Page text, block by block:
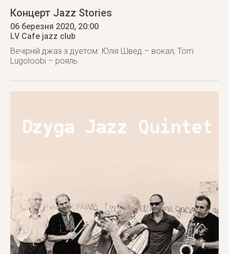
Концерт Jazz Stories
06 березня 2020, 20:00
LV Cafe jazz club
Вечірній джаз з дуетом: Юлія Швед – вокал, Tom
Lugoloobi – рояль